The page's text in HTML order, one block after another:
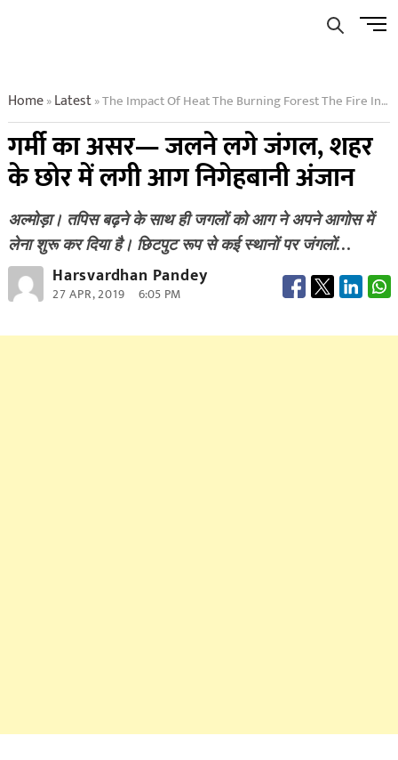
Menu
Home»Latest»The Impact Of Heat The Burning Forest The Fire In The Citys End
गर्मी का असर— जलने लगे जंगल, शहर
के छोर में लगी आग निगेहबानी अंजान
अल्मोड़ा। तपिस बढ़ने के साथ ही जगलों को आग ने अपने आगोस में
लेना शुरू कर दिया है। छिटपुट रूप से कई स्थानों पर जंगलों…
Harsvardhan Pandey
27 APR, 2019 6:05 PM